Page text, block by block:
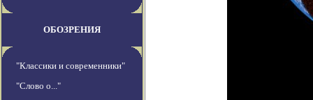
ОБОЗРЕНИЯ
"Классики и современники"
"Слово о..."